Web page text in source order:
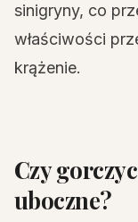
sinigryny, co
właściwości
krążenie.
Czy
uboczne?